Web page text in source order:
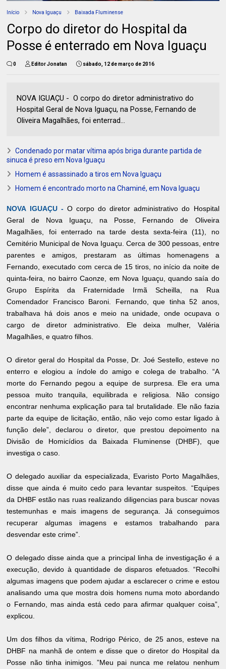
Início Nova Iguaçu Baixada Fluminense
Corpo do diretor do Hospital da
Posse é enterrado em Nova Iguaçu
0 Editor Jonatan sábado, 12 de março de 2016
NOVA IGUAÇU - O corpo do diretor administrativo do
Hospital Geral de Nova Iguaçu, na Posse, Fernando de
Oliveira Magalhães, foi enterrad...
Condenado por matar vítima após briga durante partida de
sinuca é preso em Nova Iguaçu
Homem é assassinado a tiros em Nova Iguaçu
Homem é encontrado morto na Chaminé, em Nova Iguaçu
NOVA IGUAÇU - O corpo do diretor administrativo do Hospital
Geral de Nova Iguaçu, na Posse, Fernando de Oliveira
Magalhães, foi enterrado na tarde desta sexta-feira (11), no
Cemitério Municipal de Nova Iguaçu. Cerca de 300 pessoas, entre
parentes e amigos, prestaram as últimas homenagens a
Fernando, executado com cerca de 15 tiros, no início da noite de
quinta-feira, no bairro Caonze, em Nova Iguaçu, quando saía do
Grupo Espírita da Fraternidade Irmã Scheilla, na Rua
Comendador Francisco Baroni. Fernando, que tinha 52 anos,
trabalhava há dois anos e meio na unidade, onde ocupava o
cargo de diretor administrativo. Ele deixa mulher, Valéria
Magalhães, e quatro filhos.
O diretor geral do Hospital da Posse, Dr. Joé Sestello, esteve no
enterro e elogiou a índole do amigo e colega de trabalho. “A
morte do Fernando pegou a equipe de surpresa. Ele era uma
pessoa muito tranquila, equilibrada e religiosa. Não consigo
encontrar nenhuma explicação para tal brutalidade. Ele não fazia
parte da equipe de licitação, então, não vejo como estar ligado à
função dele”, declarou o diretor, que prestou depoimento na
Divisão de Homicídios da Baixada Fluminense (DHBF), que
investiga o caso.
O delegado auxiliar da especializada, Evaristo Porto Magalhães,
disse que ainda é muito cedo para levantar suspeitos. “Equipes
da DHBF estão nas ruas realizando diligencias para buscar novas
testemunhas e mais imagens de segurança. Já conseguimos
recuperar algumas imagens e estamos trabalhando para
desvendar este crime”.
O delegado disse ainda que a principal linha de investigação é a
execução, devido à quantidade de disparos efetuados. “Recolhi
algumas imagens que podem ajudar a esclarecer o crime e estou
analisando uma que mostra dois homens numa moto abordando
o Fernando, mas ainda está cedo para afirmar qualquer coisa”,
explicou.
Um dos filhos da vítima, Rodrigo Périco, de 25 anos, esteve na
DHBF na manhã de ontem e disse que o diretor do Hospital da
Posse não tinha inimigos. ”Meu pai nunca me relatou nenhum